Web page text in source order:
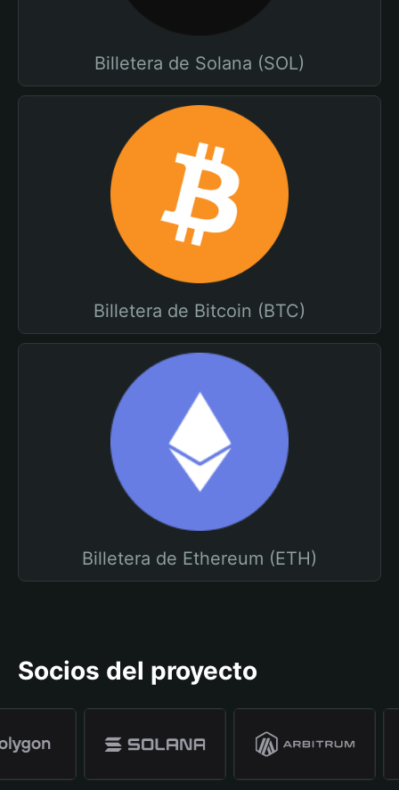
Billetera de Solana (SOL)
Billetera de Bitcoin (BTC)
Billetera de Ethereum (ETH)
Socios del proyecto